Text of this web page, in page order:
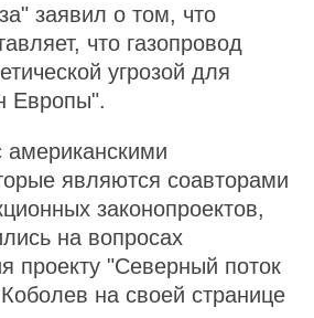
заявил о том, что
что газопровод
угрозой для
Европы".
американскими
являются соавторами
законопроектов,
на вопросах
проекту "Северный поток
Коболев на своей странице